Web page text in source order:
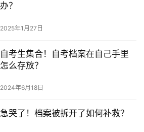
办？
2025年1月27日
自考生集合！自考档案在自己手里
怎么存放？
2024年6月18日
急哭了！档案被拆开了如何补救？